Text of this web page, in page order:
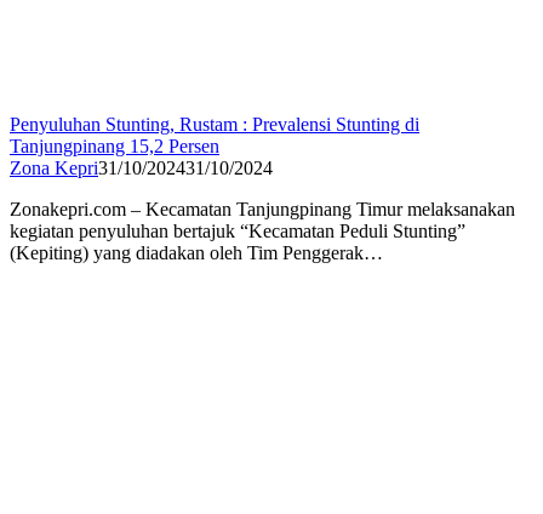
Penyuluhan Stunting, Rustam : Prevalensi Stunting di
Tanjungpinang 15,2 Persen
Zona Kepri31/10/202431/10/2024
Zonakepri.com – Kecamatan Tanjungpinang Timur melaksanakan
kegiatan penyuluhan bertajuk “Kecamatan Peduli Stunting”
(Kepiting) yang diadakan oleh Tim Penggerak…